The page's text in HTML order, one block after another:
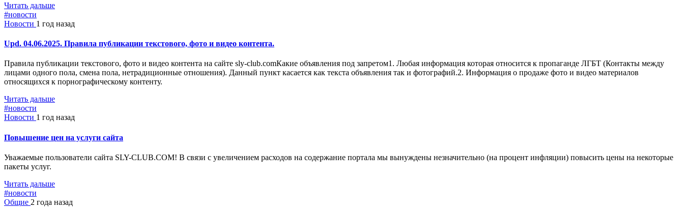
Читать дальше
#новости
Новости 1 год назад
Upd. 04.06.2025. Правила публикации текстового, фото и видео контента.
Правила публикации текстового, фото и видео контента на сайте sly-club.comКакие объявления под запретом1. Любая информация которая относится к пропаганде ЛГБТ (Контакты между
лицами одного пола, смена пола, нетрадиционные отношения). Данный пункт касается как текста объявления так и фотографий.2. Информация о продаже фото и видео материалов
относящихся к порнографическому контенту.
Читать дальше
#новости
Новости 1 год назад
Повышение цен на услуги сайта
Уважаемые пользователи сайта SLY-CLUB.COM! В связи с увеличением расходов на содержание портала мы вынуждены незначительно (на процент инфляции) повысить цены на некоторые
пакеты услуг.
Читать дальше
#новости
Общие 2 года назад